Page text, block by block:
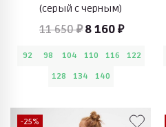
(серый с черным)
11 650 ₽ 8 160 ₽
92 98 104 110 116
122
128
134 140
-25%